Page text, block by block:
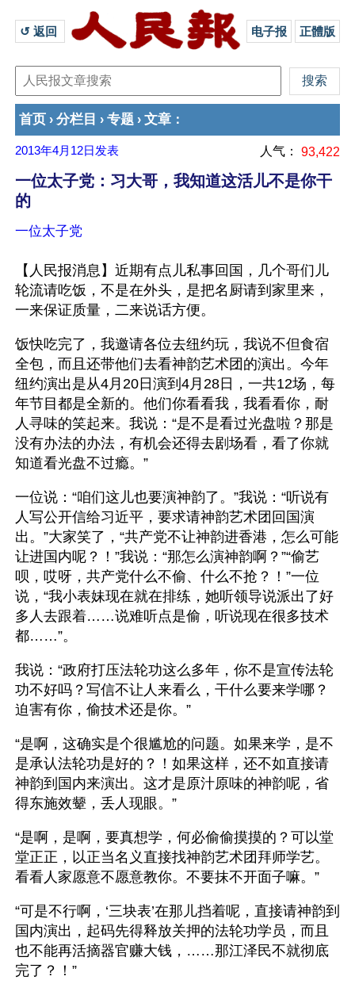
↺ 返回 电子报 正體版
首页 › 分栏目 › 专题 › 文章 ：
2013年4月12日 发表 人气： 93,422
一位太子党：习大哥，我知道这活儿不是你干
的
一位太子党
【人民报消息】近期有点儿私事回国，几个哥们儿
轮流请吃饭，不是在外头，是把名厨请到家里来，
一来保证质量，二来说话方便。
饭快吃完了，我邀请各位去纽约玩，我说不但食宿
全包，而且还带他们去看神韵艺术团的演出。今年
纽约演出是从4月20日演到4月28日，一共12场，每
年节目都是全新的。他们你看看我，我看看你，耐
人寻味的笑起来。我说：“是不是看过光盘啦？那是
没有办法的办法，有机会还得去剧场看，看了你就
知道看光盘不过瘾。”
一位说：“咱们这儿也要演神韵了。”我说：“听说有
人写公开信给习近平，要求请神韵艺术团回国演
出。”大家笑了，“共产党不让神韵进香港，怎么可能
让进国内呢？！”我说：“那怎么演神韵啊？”“偷艺
呗，哎呀，共产党什么不偷、什么不抢？！”一位
说，“我小表妹现在就在排练，她听领导说派出了好
多人去跟着……说难听点是偷，听说现在很多技术
都……”。
我说：“政府打压法轮功这么多年，你不是宣传法轮
功不好吗？写信不让人来看么，干什么要来学哪？
迫害有你，偷技术还是你。”
“是啊，这确实是个很尴尬的问题。如果来学，是不
是承认法轮功是好的？！如果这样，还不如直接请
神韵到国内来演出。这才是原汁原味的神韵呢，省
得东施效颦，丢人现眼。”
“是啊，是啊，要真想学，何必偷偷摸摸的？可以堂
堂正正，以正当名义直接找神韵艺术团拜师学艺。
看看人家愿意不愿意教你。不要抹不开面子嘛。”
“可是不行啊，‘三块表’在那儿挡着呢，直接请神韵到
国内演出，起码先得释放关押的法轮功学员，而且
也不能再活摘器官赚大钱，……那江泽民不就彻底
完了？！”